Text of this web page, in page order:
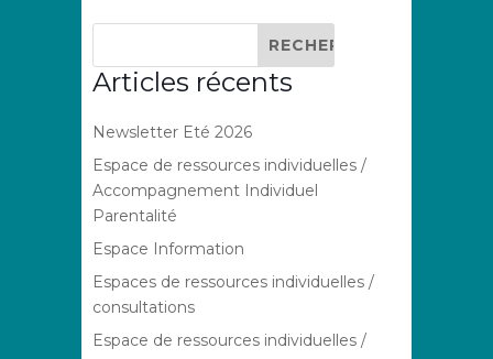
Articles récents
Newsletter Eté 2026
Espace de ressources individuelles /
Accompagnement Individuel
Parentalité
Espace Information
Espaces de ressources individuelles /
consultations
Espace de ressources individuelles /